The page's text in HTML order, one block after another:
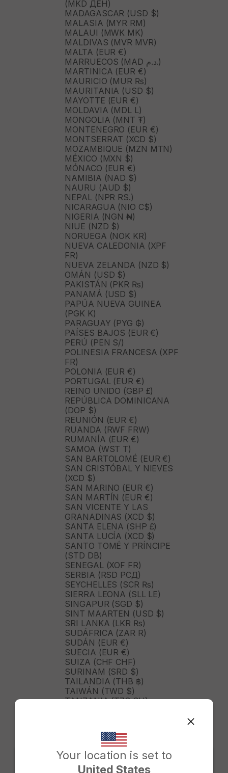
Your location is set to
United States
(MKD ДЕН)
MADAGASCAR (USD $)
MALASIA (MYR RM)
MALAUI (MWK MK)
MALDIVAS (MVR MVR)
MALTA (EUR €)
MARRUECOS (MAD د.م.)
MARTINICA (EUR €)
MAURICIO (MUR ₨)
MAURITANIA (USD $)
MAYOTTE (EUR €)
MOLDAVIA (MDL L)
MONGOLIA (MNT ₮)
MONTENEGRO (EUR €)
MONTSERRAT (XCD $)
MOZAMBIQUE (MZN MTN)
MÉXICO (MXN $)
MÓNACO (EUR €)
NAMIBIA (NAD $)
NAURU (AUD $)
NEPAL (NPR RS.)
NICARAGUA (NIO C$)
NIGERIA (NGN ₦)
NIUE (NZD $)
NORUEGA (NOK KR)
NUEVA CALEDONIA (XPF
FR)
NUEVA ZELANDA (NZD $)
OMÁN (USD $)
PAKISTÁN (PKR ₨)
PANAMÁ (USD $)
PAPÚA NUEVA GUINEA
(PGK K)
PARAGUAY (PYG ₲)
PAÍSES BAJOS (EUR €)
PERÚ (PEN S/)
POLINESIA FRANCESA (XPF
FR)
POLONIA (EUR €)
PORTUGAL (EUR €)
REINO UNIDO (GBP £)
REPÚBLICA DOMINICANA
(DOP $)
REUNIÓN (EUR €)
RUANDA (RWF FRW)
RUMANÍA (EUR €)
SAMOA (WST T)
SAN BARTOLOMÉ (EUR €)
SAN CRISTÓBAL Y NIEVES
(XCD $)
SAN MARINO (EUR €)
SAN MARTÍN (EUR €)
SAN VICENTE Y LAS
GRANADINAS (XCD $)
SANTA ELENA (SHP £)
SANTA LUCÍA (XCD $)
SANTO TOMÉ Y PRÍNCIPE
(STD DB)
SENEGAL (XOF FR)
SERBIA (RSD РСД)
SEYCHELLES (SCR ₨)
SIERRA LEONA (SLL LE)
SINGAPUR (SGD $)
SINT MAARTEN (USD $)
SRI LANKA (LKR ₨)
SUDÁFRICA (ZAR R)
SUDÁN (EUR €)
SUECIA (EUR €)
SUIZA (CHF CHF)
SURINAM (SRD $)
TAILANDIA (THB ฿)
TAIWÁN (TWD $)
TANZANIA (TZS SH)
TONGA (TOP T$)
TRINIDAD Y TOBAGO (TTD
TURKMENISTÁN (USD $)
TURQUÍA (TRY ₺)